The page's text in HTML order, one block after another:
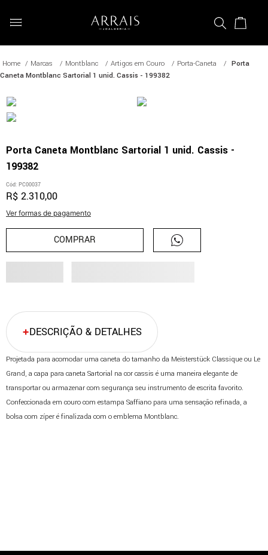
Marcas Montblanc Artigos em Couro Porta-Caneta
Porta
Caneta Montblanc Sartorial 1 unid. Cassis - 199382
Porta Caneta Montblanc Sartorial 1 unid. Cassis -
199382
Cód: PC00037
R$ 2.310,00
Ver formas de pagamento
COMPRAR
DESCRIÇÃO & DETALHES
Projetada para acomodar uma caneta do tamanho da Meisterstück Classique ou Le
Grand, a capa para caneta Sartorial na cor cassis é uma maneira elegante de
transportar ou armazenar com segurança seu instrumento de escrita favorito.
Confeccionada em couro com estampa Saffiano para uma sensação refinada, a
bolsa com zíper é finalizada com o emblema Montblanc.